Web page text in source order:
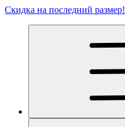
Скидка на последний размер!